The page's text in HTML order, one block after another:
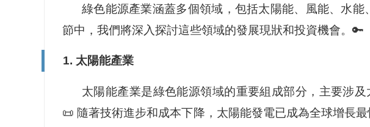
綠色能源產業涵蓋多個領域，包括太陽能、風能、水
節中，我們將深入探討這些領域的發展現狀和投資機會。🔑
1. 太陽能產業
太陽能產業是綠色能源領域的重要組成部分，主要涉
📜 隨著技術進步和成本下降，太陽能發電已成為全球增長最